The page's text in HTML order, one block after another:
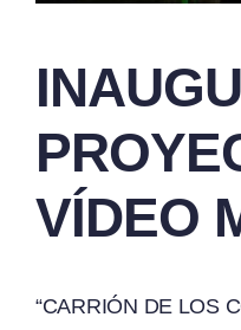
VÍDEO
“CARRIÓN DE LOS